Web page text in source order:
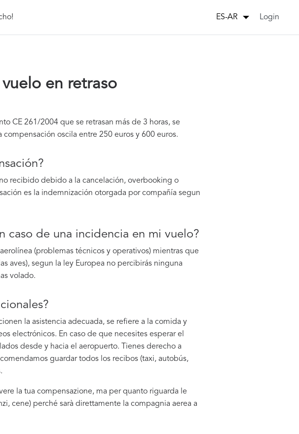
ES-AR Login
en retraso
CE 261/2004 que se retrasan más de 3 horas, se
oscila entre 250 euros y 600 euros.
recibido debido a la cancelación, overbooking o
es la indemnización otorgada por compañía segun
caso de una incidencia en mi vuelo?
(problemas técnicos y operativos) mientras que
aves), segun la ley Europea no percibirás ninguna
volado.
la asistencia adecuada, se refiere a la comida y
electrónicos. En caso de que necesites esperar el
desde y hacia el aeropuerto. Tienes derecho a
guardar todos los recibos (taxi, autobús,
la tua compensazione, ma per quanto riguarda le
cene) perché sarà direttamente la compagnia aerea a